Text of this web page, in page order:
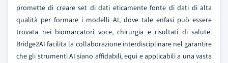
promette di creare set di dati eticamente fonte di dati di alta
qualità per formare i modelli AI, dove tale enfasi può essere
trovata nei biomarcatori voce, chirurgia e risultati di salute.
Bridge2AI facilita la collaborazione interdisciplinare nel garantire
che gli strumenti AI siano affidabili, equi e applicabili a una vasta